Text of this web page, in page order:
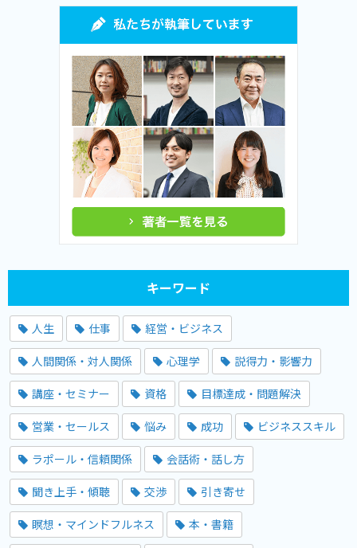
キーワード
人生 仕事 経営・ビジネス
人間関係・対人関係 心理学 説得力・影響力
講座・セミナー 資格 目標達成・問題解決
営業・セールス 悩み 成功 ビジネススキル
ラポール・信頼関係 会話術・話し方
聞き上手・傾聴 交渉 引き寄せ
瞑想・マインドフルネス 本・書籍